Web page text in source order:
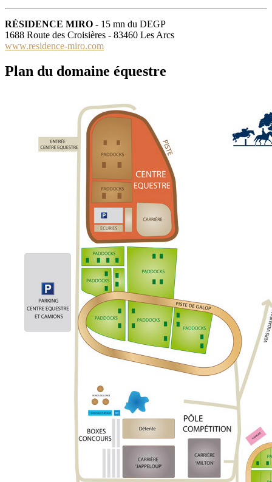
RÉSIDENCE MIRO - 15 mn du DEGP
1688 Route des Croisières - 83460 Les Arcs
www.residence-miro.com
Plan du domaine équestre